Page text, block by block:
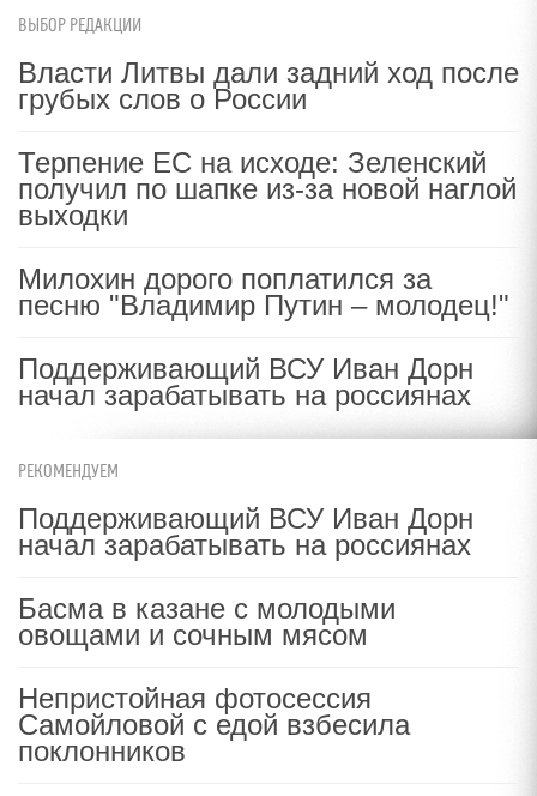
ВЫБОР РЕДАКЦИИ
Власти Литвы дали задний ход после
грубых слов о России
Терпение ЕС на исходе: Зеленский
получил по шапке из-за новой наглой
выходки
Милохин дорого поплатился за
песню "Владимир Путин – молодец!"
Поддерживающий ВСУ Иван Дорн
начал зарабатывать на россиянах
РЕКОМЕНДУЕМ
Поддерживающий ВСУ Иван Дорн
начал зарабатывать на россиянах
Басма в казане с молодыми
овощами и сочным мясом
Непристойная фотосессия
Самойловой с едой взбесила
поклонников